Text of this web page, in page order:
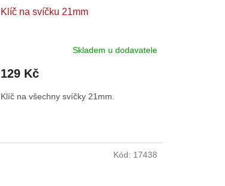
Klíč na svíčku 21mm
Skladem u dodavatele
129 Kč
Klíč na všechny svíčky 21mm.
Kód: 17438